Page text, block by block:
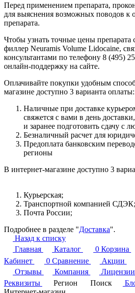
Перед применением препарата,
для выяснения возможных поводов к
препарата.
Чтобы узнать точные цены препарата
филлер Neuramis Volume Lidocaine,
консультантами по телефону 8 (495)
онлайн-поддержку на сайте.
Оплачивайте покупки удобным
магазине доступно 3 варианта оплаты:
Наличные при доставке
свяжется с вами в день
и заранее подготовить сдачу с
Безналичный расчет для
Предоплата банковским
регионы
В интернет-магазине доступно 3
Курьерская;
Транспортной компанией СДЭК;
Почта России;
Подробнее в разделе "Доставка".
Назад к списку
Главная
Каталог 0 Корзина
Кабинет
0 Сравнение Акции
Отзывы
Компания Лицензии
Реквизиты
Регион Поиск